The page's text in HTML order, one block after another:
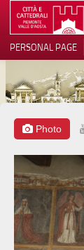
LOCATION
ARCHITECTURE
MUSEUMS
ITINERARIES
EVENTS
HOST
VOLUNTEERS
PERSONAL PAGE
Photo
Notice